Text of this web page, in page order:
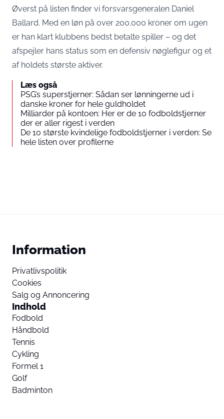
Øverst på listen finder vi forsvarsgeneralen Daniel
Ballard. Med en løn på over 200.000 kroner om ugen
er han klart klubbens bedst betalte spiller – og det
afspejler hans status som en defensiv nøglefigur og et
af holdets største aktiver.
Læs også
PSG’s superstjerner: Sådan ser lønningerne ud i
danske kroner for hele guldholdet
Milliarder på kontoen: Her er de 10 fodboldstjerner
der er aller rigest i verden
De 10 største kvindelige fodboldstjerner i verden: Se
hele listen over profilerne
Information
Privatlivspolitik
Cookies
Salg og Annoncering
Indhold
Fodbold
Håndbold
Tennis
Cykling
Formel 1
Golf
Badminton